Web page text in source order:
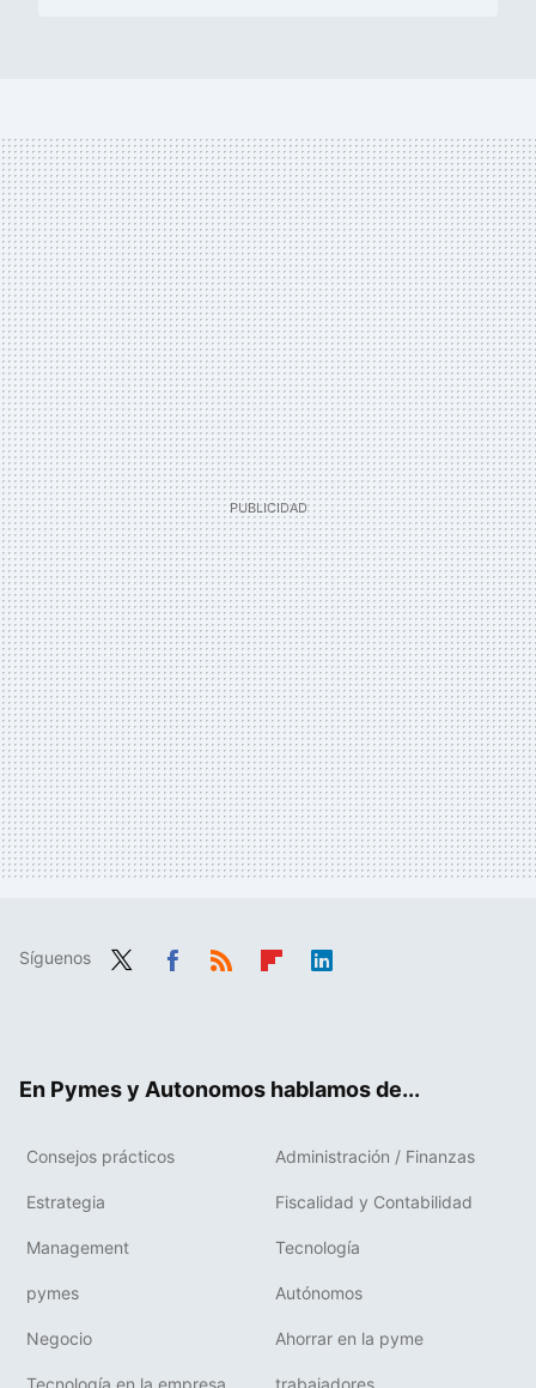
Síguenos
En Pymes y Autonomos hablamos de...
Consejos prácticos Administración / Finanzas
Estrategia Fiscalidad y Contabilidad
Management Tecnología
pymes Autónomos
Negocio Ahorrar en la pyme